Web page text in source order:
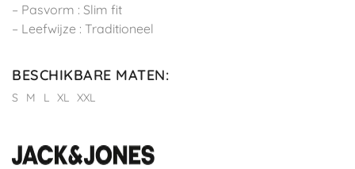
– Pasvorm : Slim fit
– Leefwijze : Traditioneel
BESCHIKBARE MATEN:
S M L XL XXL